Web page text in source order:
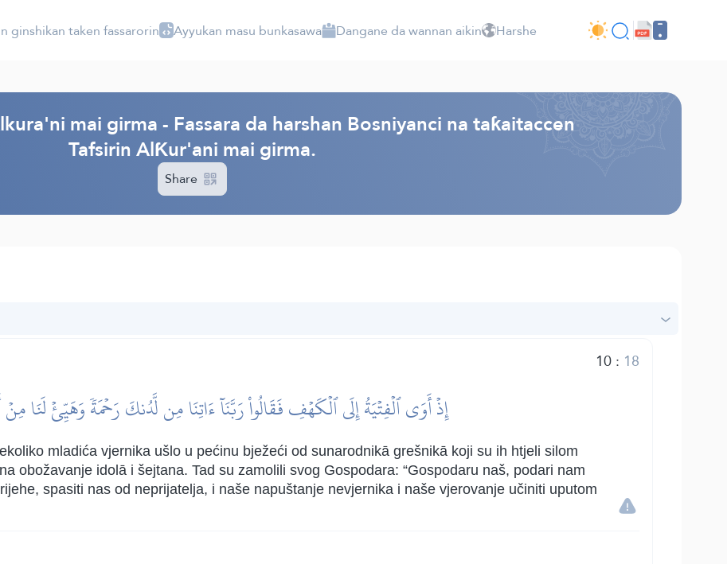
ginshikan taken fassarorin Ayyukan masu bunkasawa Dangane da wannan aikin Harshe
mai girma - Fassara da harshan Bosniyanci na taƙaitaccen
Tafsirin AlƘur'ani mai girma.
Share
10: 18
إِذۡ أَوَى ٱلۡفِتۡيَةُ إِلَى ٱلۡكَهۡفِ فَقَالُواْ رَبَّنَآ ءَاتِنَا مِن لَّدُنكَ رَحۡمَةٗ وَهَيِّئۡ لَنَا مِنۡ
mladića vjernika ušlo u pećinu bježeći od sunarodnikā grešnikā koji su ih htjeli silom
obožavanje idolā i šejtana. Tad su zamolili svog Gospodara: “Gospodaru naš, podari nam
spasiti nas od neprijatelja, i naše napuštanje nevjernika i naše vjerovanje učiniti uputom